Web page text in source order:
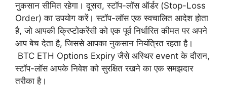
नुकसान सीमित रहेगा। दूसरा, स्टॉप-लॉस ऑर्डर (Stop-Loss
Order) का उपयोग करें। स्टॉप-लॉस एक स्वचालित आदेश होता
है, जो आपकी क्रिप्टोकरेंसी को एक पूर्व निर्धारित कीमत पर अपने
आप बेच देता है, जिससे आपका नुकसान नियंत्रित रहता है।
BTC ETH Options Expiry जैसे अस्थिर event के दौरान,
स्टॉप-लॉस आपके निवेश को सुरक्षित रखने का एक समझदार
तरीका है।